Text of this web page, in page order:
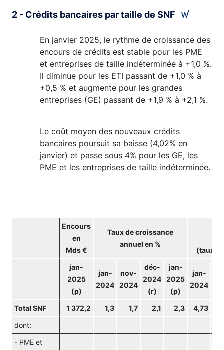
2 - Crédits bancaires par taille de SNF
En janvier 2025, le rythme de croissance des
encours de crédits est stable pour les PME
et entreprises de taille indéterminée à +1,0 %.
Il diminue pour les ETI passant de +1,0 % à
+0,5 % et augmente pour les grandes
entreprises (GE) passant de +1,9 % à +2,1 %.
Le coût moyen des nouveaux crédits
bancaires poursuit sa baisse (4,02% en
janvier) et passe sous 4% pour les GE, les
PME et les entreprises de taille indéterminée.
Encours
en
Mds €
Taux de croissance
annuel en %
(taux
jan-
2025
(p)
jan-
2024
nov-
2024
déc-
2024
(r)
jan-
2025
(p)
jan-
2024
Total SNF 1 372,2 1,3 1,7 2,1 2,3 4,73
dont:
- PME et